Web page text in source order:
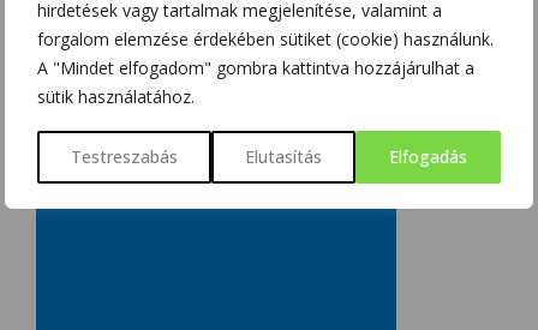
hirdetések vagy tartalmak megjelenítése, valamint a
forgalom elemzése érdekében sütiket (cookie) használunk.
A "Mindet elfogadom" gombra kattintva hozzájárulhat a
sütik használatához.
Testreszabás Elutasítás Elfogadás